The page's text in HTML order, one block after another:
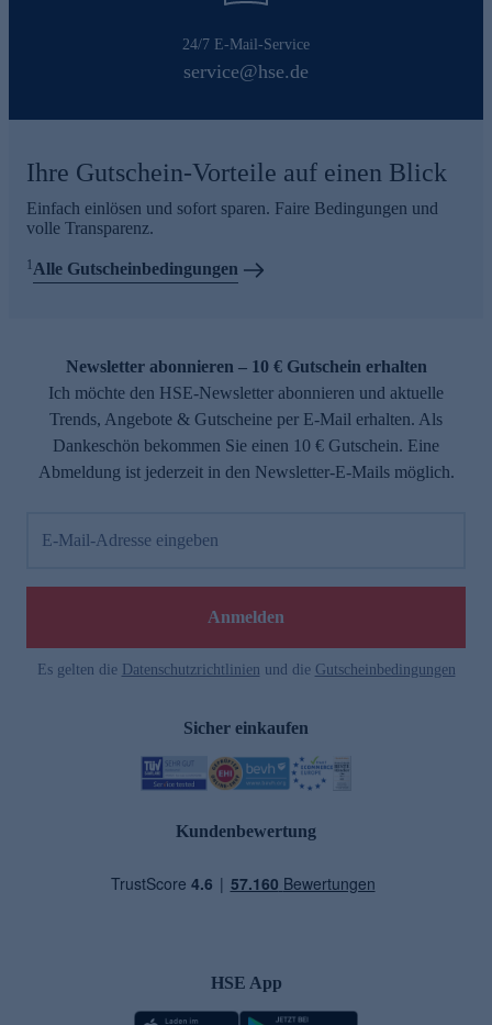
24/7 E-Mail-Service
service@hse.de
Ihre Gutschein-Vorteile auf einen Blick
Einfach einlösen und sofort sparen. Faire Bedingungen und
volle Transparenz.
1Alle Gutscheinbedingungen
Newsletter abonnieren – 10 € Gutschein erhalten
Ich möchte den HSE-Newsletter abonnieren und aktuelle
Trends, Angebote & Gutscheine per E-Mail erhalten. Als
Dankeschön bekommen Sie einen 10 € Gutschein. Eine
Abmeldung ist jederzeit in den Newsletter-E-Mails möglich.
E-Mail-Adresse eingeben
Anmelden
Es gelten die Datenschutzrichtlinien und die Gutscheinbedingungen
Sicher einkaufen
Kundenbewertung
HSE App